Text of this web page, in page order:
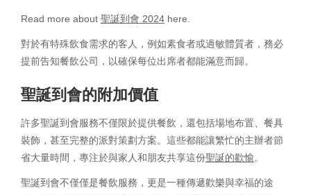
Read more about 聖誕到會 2024 here.
對於有特殊飲食需求的客人，例如素食者或過敏體質者，務必
提前告知餐飲公司，以確保每位出席者都能滿意而歸。
聖誕到會的附加價值
許多聖誕到會服務不僅限於提供餐飲，還包括場地布置、餐具
裝飾，甚至完整的派對策劃方案。這些都能讓繁忙的主辦者節
省大量時間，專注於與家人和朋友共享這份聖誕的歡愉。
聖誕到會不僅僅是餐飲服務，更是一種傳遞歡樂與幸福的途